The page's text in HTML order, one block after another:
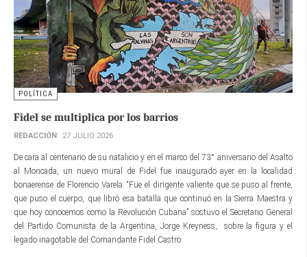
POLÍTICA
Fidel se multiplica por los barrios
REDACCIÓN 27 JULIO 2026
De cara al centenario de su natalicio y en el marco del 73° aniversario del Asalto
al Moncada, un nuevo mural de Fidel fue inaugurado ayer en la localidad
bonaerense de Florencio Varela. “Fue el dirigente valiente que se puso al frente,
que puso el cuerpo, que libró esa batalla que continuó en la Sierra Maestra y
que hoy conocemos como la Revolución Cubana” sostuvo el Secretario General
del Partido Comunista de la Argentina, Jorge Kreyness, sobre la figura y el
legado inagotable del Comandante Fidel Castro.